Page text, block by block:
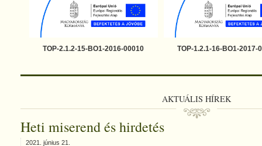
TOP-2.1.2-15-BO1-2016-00010 TOP-1.2.1-16-BO1-2017-
AKTUÁLIS HÍREK
Heti miserend és hirdetés
2021. június 21.